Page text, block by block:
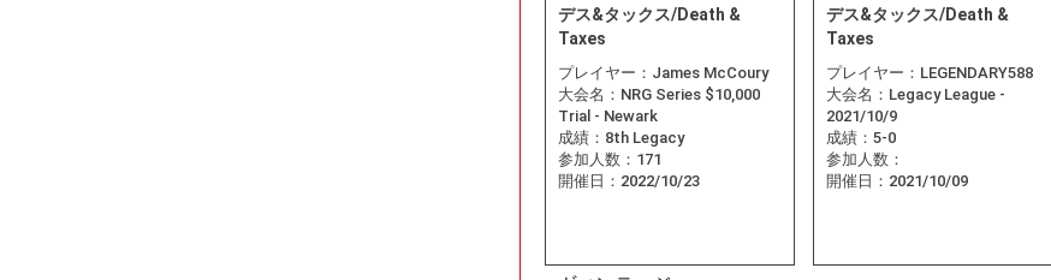
デス&タックス/Death &
Taxes
プレイヤー： James McCoury
大会名： NRG Series $10,000
Trial - Newark
成績： 8th Legacy
参加人数： 171
開催日： 2022/10/23
デス&タックス/Death &
Taxes
プレイヤー： LEGENDARY588
大会名： Legacy League -
2021/10/9
成績： 5-0
参加人数：
開催日： 2021/10/09